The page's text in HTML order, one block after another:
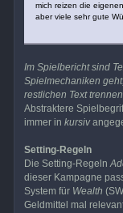
mich reizen die
aber viele sehr gute
Im Spielbericht sind
Spielmechaniken
restlichen Text
Abstraktere
immer in kursiv
Setting-Regeln
Die Setting-Regeln
dieser Kampagne
System für Wealth
Geldmittel mal